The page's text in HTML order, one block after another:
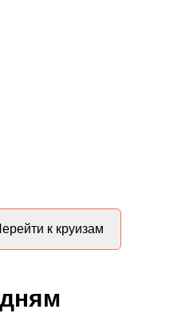
к круизам